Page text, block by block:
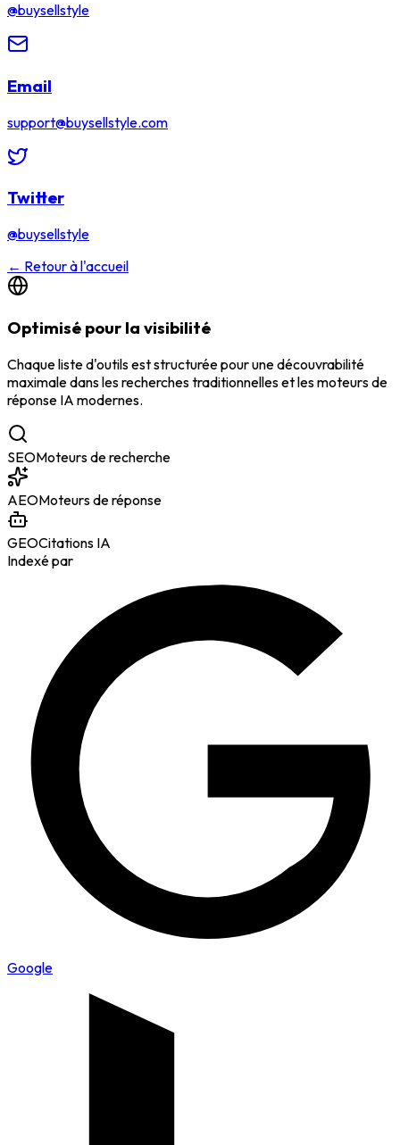
@buysellstyle
Email
support@buysellstyle.com
Twitter
@buysellstyle
← Retour à l'accueil
Optimisé pour la visibilité
Chaque liste d'outils est structurée pour une découvrabilité
maximale dans les recherches traditionnelles et les moteurs de
réponse IA modernes.
SEOMoteurs de recherche
AEOMoteurs de réponse
GEOCitations IA
Indexé par
Google